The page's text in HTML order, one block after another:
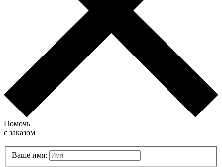
Помочь
с заказом
Ваше имя: